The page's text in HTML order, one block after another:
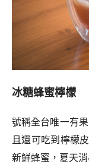
冰糖蜂蜜檸檬
號稱全台唯一有
且還可吃到檸檬
新鮮蜂蜜，夏天